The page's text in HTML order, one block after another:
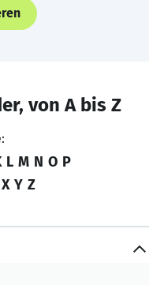
von A bis Z
L M N O P
X Y Z